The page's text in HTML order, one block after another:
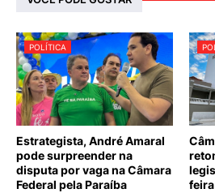
POLÍTICA
Estrategista, André Amaral
pode surpreender na
disputa por vaga na Câmara
Federal pela Paraíba